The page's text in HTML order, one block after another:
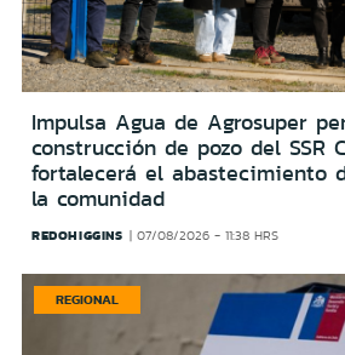
Impulsa Agua de Agrosuper
construcción de pozo del SSR
fortalecerá el abastecimiento
la comunidad
REDOHIGGINS 07/08/2026 - 11:38 HRS
REGIONAL